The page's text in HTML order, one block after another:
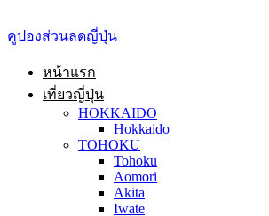
คูปองส่วนลดญี่ปุ่น
หน้าแรก
เที่ยวญี่ปุ่น
HOKKAIDO
Hokkaido
TOHOKU
Tohoku
Aomori
Akita
Iwate